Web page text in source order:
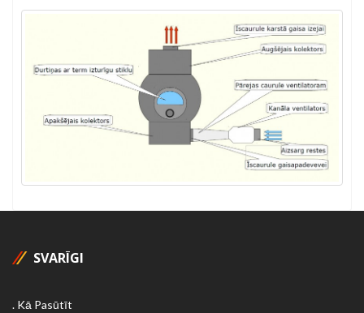
SVARĪGI
Kā Pasūtīt